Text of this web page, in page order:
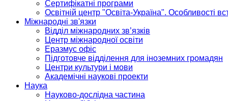
Сертифікатні програми
Освітній центр "Освіта-Україна". Особливості
Міжнародні зв'язки
Відділ міжнародних зв’язків
Центр міжнародної освіти
Еразмус офіс
Підготовче відділення для іноземних громадян
Центри культури і мови
Академічні наукові проекти
Наука
Науково-дослідна частина